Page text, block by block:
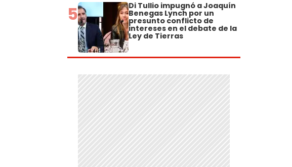
5 Di Tullio impugnó a Joaquín
Benegas Lynch por un
presunto conflicto de
intereses en el debate de la
Ley de Tierras